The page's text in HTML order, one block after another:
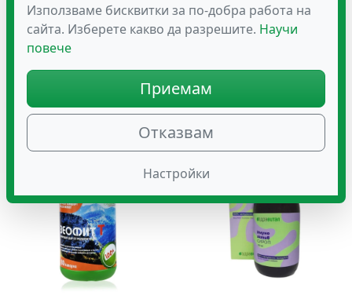
Дива Синя Боровинка на
100 г
12.32€ (24.10 лв.)
Оценено с
5.00от 5
31.96€ (62.51 лв.)
Използваме бисквитки за по-добра работа на
сайта. Изберете какво да разрешите. Научи
повече
Приемам
Отказвам
Настройки